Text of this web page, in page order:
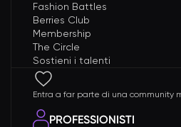
Fashion Battles
Berries Club
Membership
The Circle
Sostieni i talenti
Entra a far parte di una community
PROFESSIONISTI